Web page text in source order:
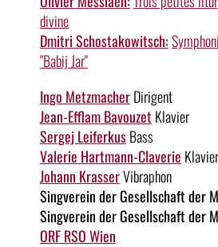
divine
Dmitri Schostakowitsch:
"Babij Jar"
Ingo MetzmacherDirigent
Jean-Efflam Bavouzet Klavier
Sergej LeiferkusBass
Valerie Hartmann-Claverie Klavier
Johann KrasserVibraphon
Singverein der Gesellschaft der
Singverein der Gesellschaft der
ORF RSO Wien